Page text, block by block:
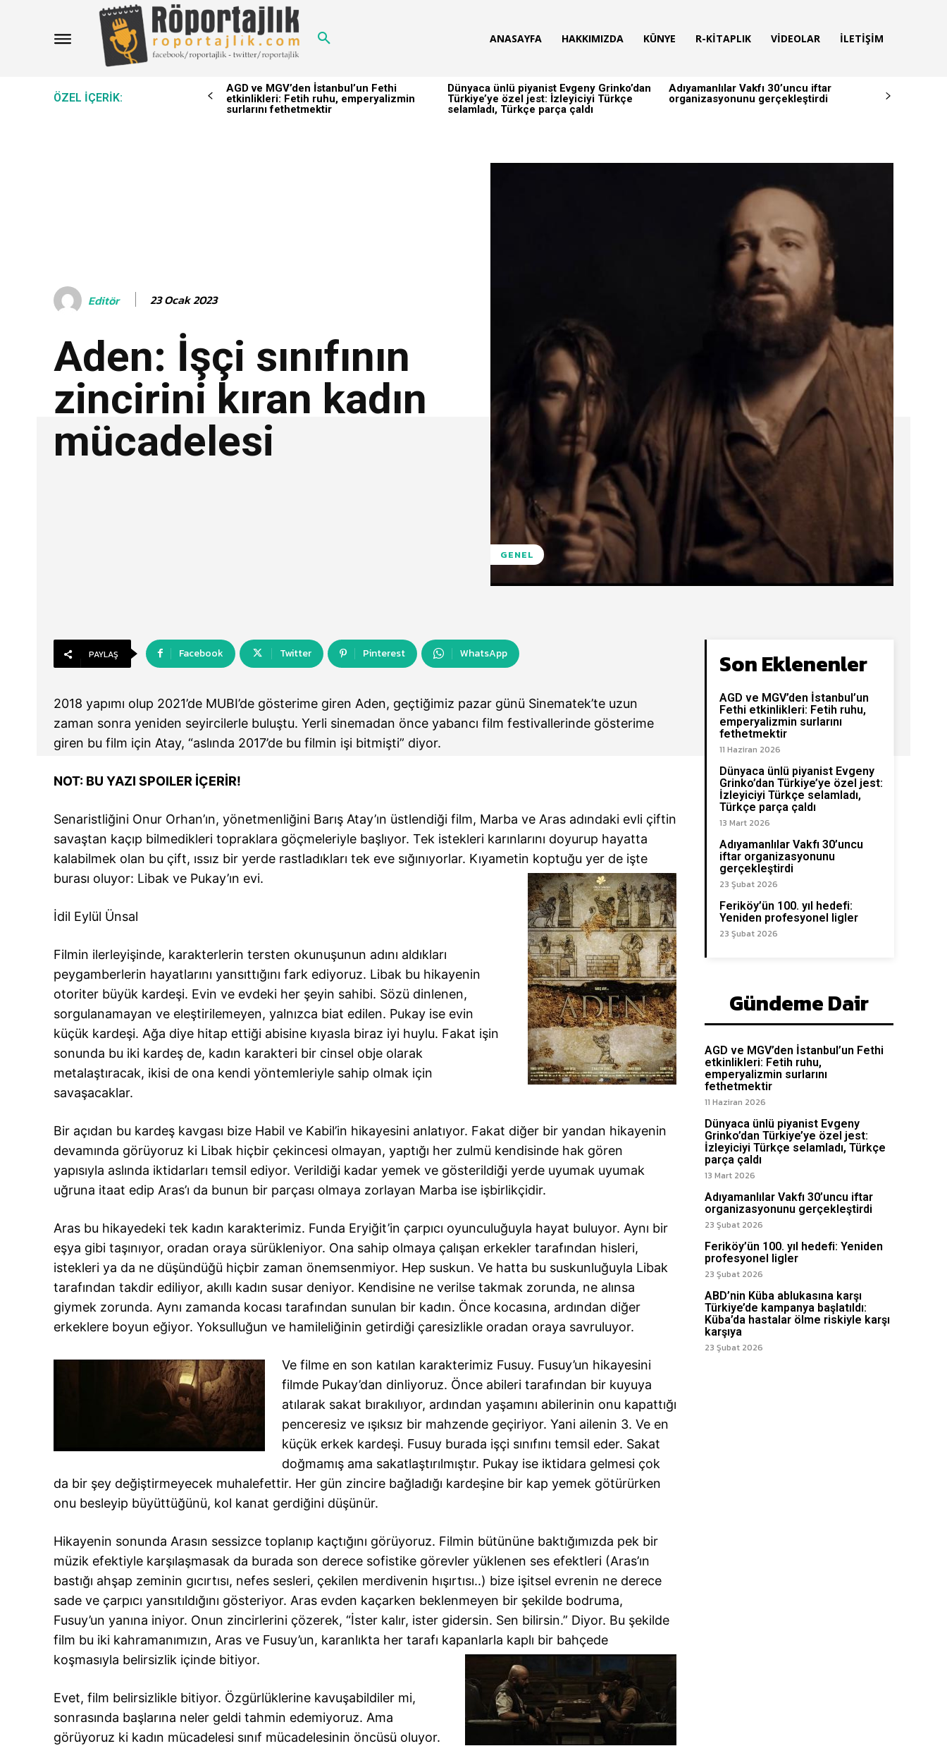
ANASAYFA HAKKIMIZDA KÜNYE R-KITAPLIK VIDEOLAR İLETIŞIM
ÖZEL IÇERIK:
AGD ve MGV’den İstanbul’un Fethi
etkinlikleri: Fetih ruhu, emperyalizmin
surlarını fethetmektir
Dünyaca ünlü piyanist Evgeny Grinko’dan
Türkiye’ye özel jest: İzleyiciyi Türkçe
selamladı, Türkçe parça çaldı
Adıyamanlılar Vakfı 30’uncu iftar
organizasyonunu gerçekleştirdi
Editör 23 Ocak 2023
Aden: İşçi sınıfının
zincirini kıran kadın
mücadelesi
GENEL
PAYLAŞ Facebook Twitter Pinterest WhatsApp
2018 yapımı olup 2021’de MUBI’de gösterime giren Aden, geçtiğimiz pazar günü Sinematek’te uzun
zaman sonra yeniden seyircilerle buluştu. Yerli sinemadan önce yabancı film festivallerinde gösterime
giren bu film için Atay, “aslında 2017’de bu filmin işi bitmişti” diyor.
NOT: BU YAZI SPOILER İÇERİR!
Senaristliğini Onur Orhan’ın, yönetmenliğini Barış Atay’ın üstlendiği film, Marba ve Aras adındaki evli çiftin
savaştan kaçıp bilmedikleri topraklara göçmeleriyle başlıyor. Tek istekleri karınlarını doyurup hayatta
kalabilmek olan bu çift, ıssız bir yerde rastladıkları tek eve sığınıyorlar. Kıyametin koptuğu yer de işte
burası oluyor: Libak ve Pukay’ın evi.
İdil Eylül Ünsal
Filmin ilerleyişinde, karakterlerin tersten okunuşunun adını aldıkları
peygamberlerin hayatlarını yansıttığını fark ediyoruz. Libak bu hikayenin
otoriter büyük kardeşi. Evin ve evdeki her şeyin sahibi. Sözü dinlenen,
sorgulanamayan ve eleştirilemeyen, yalnızca biat edilen. Pukay ise evin
küçük kardeşi. Ağa diye hitap ettiği abisine kıyasla biraz iyi huylu. Fakat işin
sonunda bu iki kardeş de, kadın karakteri bir cinsel obje olarak
metalaştıracak, ikisi de ona kendi yöntemleriyle sahip olmak için
savaşacaklar.
Bir açıdan bu kardeş kavgası bize Habil ve Kabil’in hikayesini anlatıyor. Fakat diğer bir yandan hikayenin
devamında görüyoruz ki Libak hiçbir çekincesi olmayan, yaptığı her zulmü kendisinde hak gören
yapısıyla aslında iktidarları temsil ediyor. Verildiği kadar yemek ve gösterildiği yerde uyumak uyumak
uğruna itaat edip Aras’ı da bunun bir parçası olmaya zorlayan Marba ise işbirlikçidir.
Aras bu hikayedeki tek kadın karakterimiz. Funda Eryiğit’in çarpıcı oyunculuğuyla hayat buluyor. Aynı bir
eşya gibi taşınıyor, oradan oraya sürükleniyor. Ona sahip olmaya çalışan erkekler tarafından hisleri,
istekleri ya da ne düşündüğü hiçbir zaman önemsenmiyor. Hep suskun. Ve hatta bu suskunluğuyla Libak
tarafından takdir ediliyor, akıllı kadın susar deniyor. Kendisine ne verilse takmak zorunda, ne alınsa
giymek zorunda. Aynı zamanda kocası tarafından sunulan bir kadın. Önce kocasına, ardından diğer
erkeklere boyun eğiyor. Yoksulluğun ve hamileliğinin getirdiği çaresizlikle oradan oraya savruluyor.
Ve filme en son katılan karakterimiz Fusuy. Fusuy’un hikayesini
filmde Pukay’dan dinliyoruz. Önce abileri tarafından bir kuyuya
atılarak sakat bırakılıyor, ardından yaşamını abilerinin onu kapattığı
penceresiz ve ışıksız bir mahzende geçiriyor. Yani ailenin 3. Ve en
küçük erkek kardeşi. Fusuy burada işçi sınıfını temsil eder. Sakat
doğmamış ama sakatlaştırılmıştır. Pukay ise iktidara gelmesi çok
da bir şey değiştirmeyecek muhalefettir. Her gün zincire bağladığı kardeşine bir kap yemek götürürken
onu besleyip büyüttüğünü, kol kanat gerdiğini düşünür.
Hikayenin sonunda Arasın sessizce toplanıp kaçtığını görüyoruz. Filmin bütününe baktığımızda pek bir
müzik efektiyle karşılaşmasak da burada son derece sofistike görevler yüklenen ses efektleri (Aras’ın
bastığı ahşap zeminin gıcırtısı, nefes sesleri, çekilen merdivenin hışırtısı..) bize işitsel evrenin ne derece
sade ve çarpıcı yansıtıldığını gösteriyor. Aras evden kaçarken beklenmeyen bir şekilde bodruma,
Fusuy’un yanına iniyor. Onun zincirlerini çözerek, “İster kalır, ister gidersin. Sen bilirsin.” Diyor. Bu şekilde
film bu iki kahramanımızın, Aras ve Fusuy’un, karanlıkta her tarafı kapanlarla kaplı bir bahçede
koşmasıyla belirsizlik içinde bitiyor.
Evet, film belirsizlikle bitiyor. Özgürlüklerine kavuşabildiler mi,
sonrasında başlarına neler geldi tahmin edemiyoruz. Ama
görüyoruz ki kadın mücadelesi sınıf mücadelesinin öncüsü oluyor.
Son Eklenenler
AGD ve MGV’den İstanbul’un
Fethi etkinlikleri: Fetih ruhu,
emperyalizmin surlarını
fethetmektir
11 Haziran 2026
Dünyaca ünlü piyanist Evgeny
Grinko’dan Türkiye’ye özel jest:
İzleyiciyi Türkçe selamladı,
Türkçe parça çaldı
13 Mart 2026
Adıyamanlılar Vakfı 30’uncu
iftar organizasyonunu
gerçekleştirdi
23 Şubat 2026
Feriköy’ün 100. yıl hedefi:
Yeniden profesyonel ligler
23 Şubat 2026
Gündeme Dair
AGD ve MGV’den İstanbul’un Fethi
etkinlikleri: Fetih ruhu,
emperyalizmin surlarını
fethetmektir
11 Haziran 2026
Dünyaca ünlü piyanist Evgeny
Grinko’dan Türkiye’ye özel jest:
İzleyiciyi Türkçe selamladı, Türkçe
parça çaldı
13 Mart 2026
Adıyamanlılar Vakfı 30’uncu iftar
organizasyonunu gerçekleştirdi
23 Şubat 2026
Feriköy’ün 100. yıl hedefi: Yeniden
profesyonel ligler
23 Şubat 2026
ABD’nin Küba ablukasına karşı
Türkiye’de kampanya başlatıldı:
Küba’da hastalar ölme riskiyle karşı
karşıya
23 Şubat 2026